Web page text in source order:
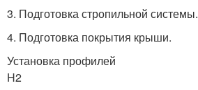
3. Подготовка стропильной системы.
4. Подготовка покрытия крыши.
Установка профилей
H2